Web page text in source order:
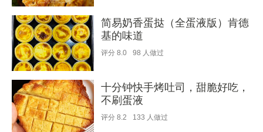
简易奶香蛋挞（全蛋液版）肯德
基的味道
评分 8.0 98 人做过
十分钟快手烤吐司，甜脆好吃，
不刷蛋液
评分 8.2 133 人做过